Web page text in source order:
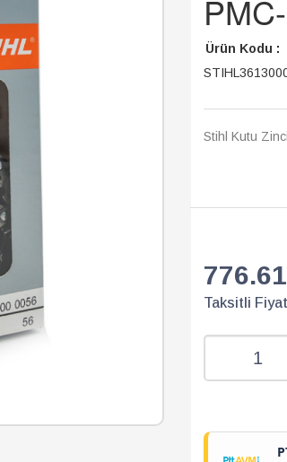
Ürün Kodu :
Stihl Kutu
776.61
Taksitli